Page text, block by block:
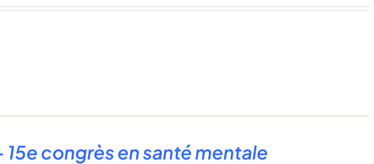
congrès en santé mentale